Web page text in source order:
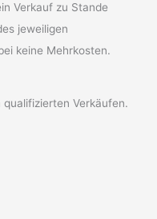
Verkauf zu Stande
jeweiligen
keine Mehrkosten.
Verkäufen.